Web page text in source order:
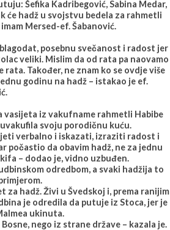
Šefika Kadribegović, Sabina Medar,
će hadž u svojstvu bedela za rahmetli
Mersed-ef. Šabanović.
posebnu svečanost i radost jer
veliki. Mislim da od rata pa naovamo
Također, ne znam ko se ovdje više
godinu na hadž – istakao je ef.
vasijeta iz vakufname rahmetli Habibe
svoju porodičnu kuću.
verbalno i iskazati, izraziti radost i
počastio da obavim hadž, ne za jednu
– dodao je, vidno uzbuđen.
odredbom, a svaki hadžija to
hadž. Živi u Švedskoj i, prema ranijim
je odredila da putuje iz Stoca, jer je
ukinuta.
nego iz strane države – kazala je.